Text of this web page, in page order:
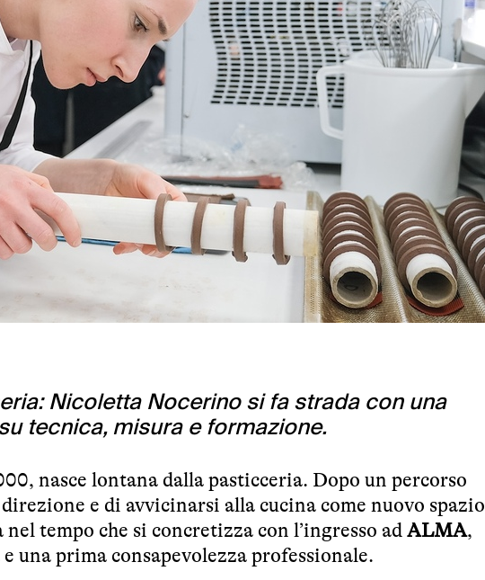
Nicoletta Nocerino si fa strada con una
tecnica, misura e formazione.
nasce lontana dalla pasticceria. Dopo un percorso
e di avvicinarsi alla cucina come nuovo spazio
tempo che si concretizza con l’ingresso ad ALMA,
una prima consapevolezza professionale.